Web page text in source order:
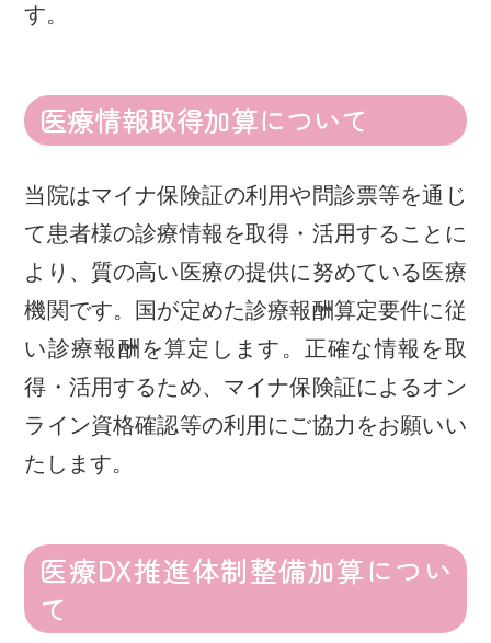
す。
医療情報取得加算について
当院はマイナ保険証の利用や問診票等を通じ
て患者様の診療情報を取得・活用することに
より、質の高い医療の提供に努めている医療
機関です。国が定めた診療報酬算定要件に従
い診療報酬を算定します。正確な情報を取
得・活用するため、マイナ保険証によるオン
ライン資格確認等の利用にご協力をお願いい
たします。
医療DX推進体制整備加算につい
て